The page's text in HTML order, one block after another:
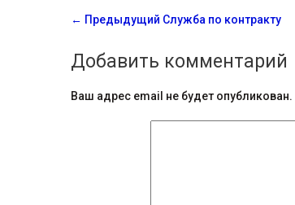
С
о
о
б
← Предыдущий Служба по контракту
Добавить комментарий
Ваш адрес email не будет опубликован.